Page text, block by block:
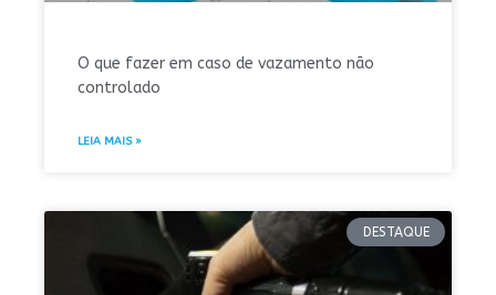
O que fazer em caso de vazamento não
controlado
LEIA MAIS »
DESTAQUE